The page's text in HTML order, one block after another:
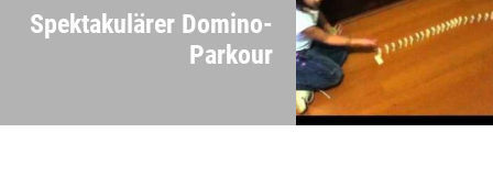
Spektakulärer Domino-
Parkour